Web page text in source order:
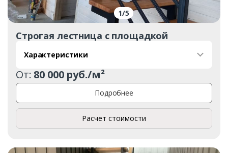
1/5
Строгая лестница с площадкой
Характеристики
От: 80 000 руб./м²
Подробнее
Расчет стоимости